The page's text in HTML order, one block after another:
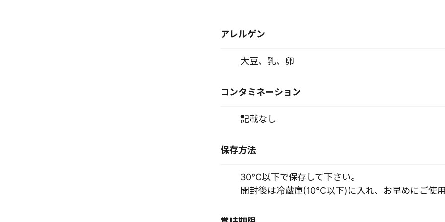
アレルゲン
大豆、乳、卵
コンタミネーション
記載なし
保存方法
30℃以下で保存して下さい。
開封後は冷蔵庫(10℃以下)に入れ、お早めにご使用